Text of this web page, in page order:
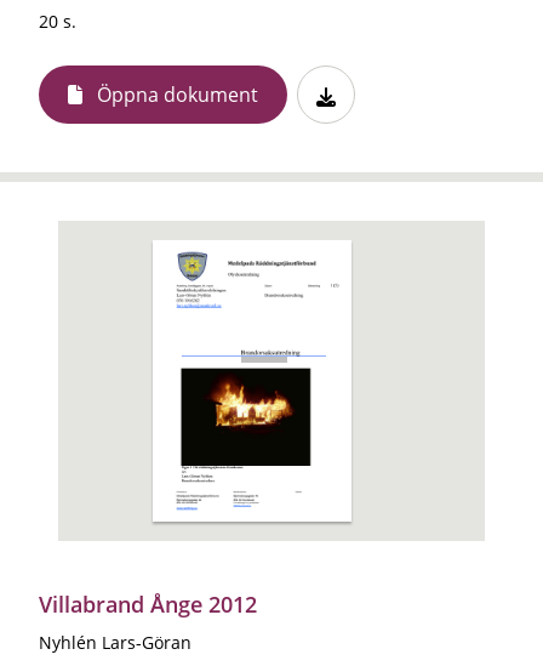
20 s.
Öppna dokument
Villabrand Ånge 2012
Nyhlén Lars-Göran